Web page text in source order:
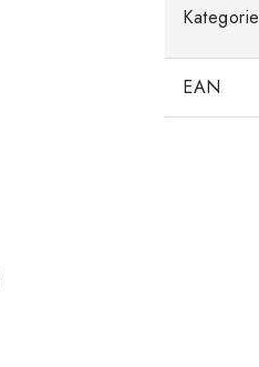
Kategorie
EAN